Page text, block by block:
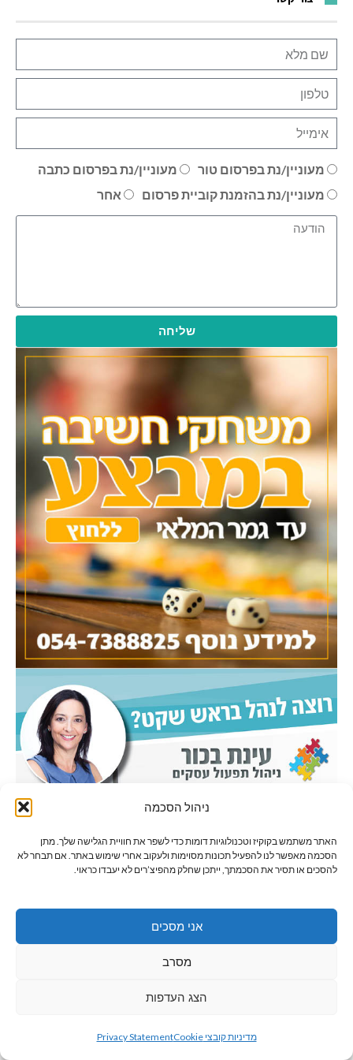
ניהול הסכמה
האתר משתמש בקוקיז וטכנולוגיות דומות כדי לשפר את חוויית הגלישה שלך. מתן
הסכמה מאפשר לנו להפעיל תכונות מסוימות ולעקוב אחרי שימוש באתר. אם תבחר לא
להסכים או תסיר את הסכמתך, ייתכן שחלק מהפיצ’רים לא יעבדו כראוי.
אני מסכים
מסרב
הצג העדפות
מדיניות קובצי Cookie Privacy Statement
מעוניין/נת בפרסום טור
מעוניין/נת בפרסום כתבה
מעוניין/נת בהזמנת קוביית פרסום
אחר
שליחה
לראש